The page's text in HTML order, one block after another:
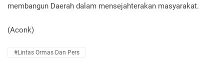
membangun Daerah dalam mensejahterakan masyarakat.
(Aconk)
#Lintas Ormas Dan Pers